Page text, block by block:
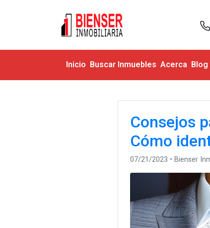
Inicio Buscar Inmuebles Acerca Blog
Consejos
Cómo
07/21/2023 • Bienser